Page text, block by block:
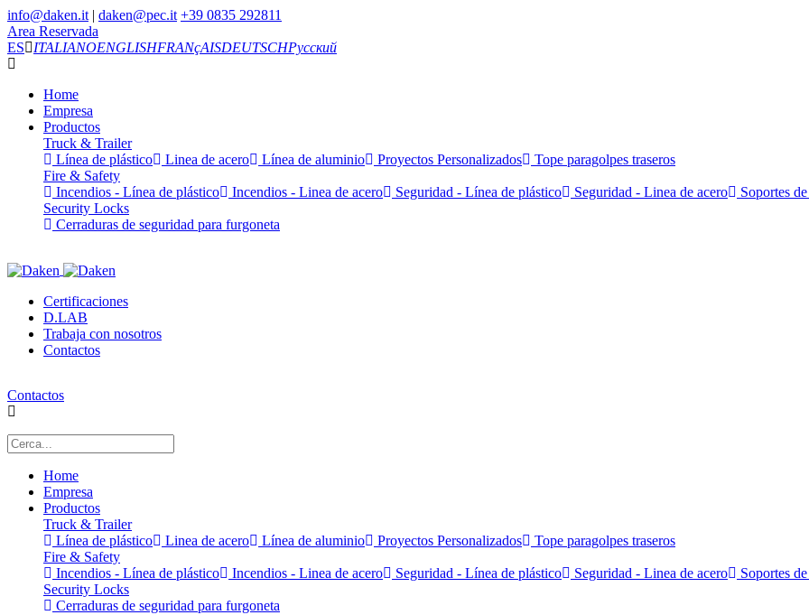
info@daken.it | daken@pec.it +39 0835 292811
Area Reservada
ES
ITALIANOENGLISHFRANçAISDEUTSCHРусский
Home
Empresa
Productos
Truck & Trailer
Línea de plástico
Linea de acero Línea de aluminio Proyectos Personalizados
Tope paragolpes traseros
Fire & Safety
Incendios - Línea de plástico
Incendios - Linea de acero Seguridad - Línea de plástico Seguridad - Linea de acero
Soportes
Security Locks
Cerraduras de seguridad para furgoneta
Certificaciones
D.LAB
Trabaja con nosotros
Contactos
Contactos
Home
Empresa
Productos
Truck & Trailer
Línea de plástico
Linea de acero Línea de aluminio Proyectos Personalizados
Tope paragolpes traseros
Fire & Safety
Incendios - Línea de plástico
Incendios - Linea de acero Seguridad - Línea de plástico Seguridad - Linea de acero
Soportes
Security Locks
Cerraduras de seguridad para furgoneta